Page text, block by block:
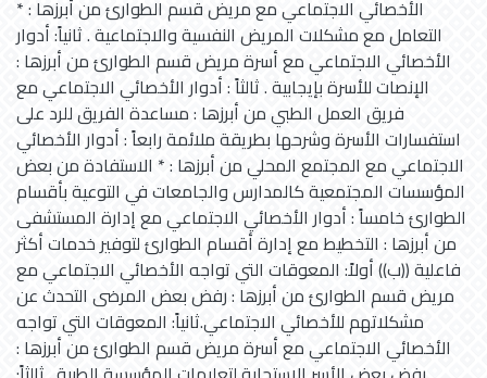
الأخصائي الاجتماعي مع مريض قسم الطوارئ من أبرزها : *
التعامل مع مشكلات المريض النفسية والاجتماعية . ثانياً: أدوار
الأخصائي الاجتماعي مع أسرة مريض قسم الطوارئ من أبرزها :
الإنصات للأسرة بإيجابية . ثالثاً : أدوار الأخصائي الاجتماعي مع
فريق العمل الطبي من أبرزها : مساعدة الفريق للرد على
استفسارات الأسرة وشرحها بطريقة ملائمة رابعاً : أدوار الأخصائي
الاجتماعي مع المجتمع المحلي من أبرزها : * الاستفادة من بعض
المؤسسات المجتمعية كالمدارس والجامعات في التوعية بأقسام
الطوارئ خامساً : أدوار الأخصائي الاجتماعي مع إدارة المستشفى
من أبرزها : التخطيط مع إدارة أقسام الطوارئ لتوفير خدمات أكثر
فاعلية ((ب)) أولاً: المعوقات التي تواجه الأخصائي الاجتماعي مع
مريض قسم الطوارئ من أبرزها : رفض بعض المرضى التحدث عن
مشكلاتهم للأخصائي الاجتماعي.ثانياً: المعوقات التي تواجه
الأخصائي الاجتماعي مع أسرة مريض قسم الطوارئ من أبرزها :